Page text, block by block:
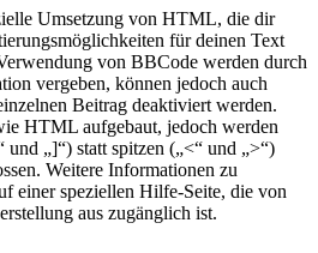
Umsetzung von HTML, die dir
für deinen Text
von BBCode werden durch
vergeben, können jedoch auch
Beitrag deaktiviert werden.
HTML aufgebaut, jedoch werden
und „]“) statt spitzen („<“ und „>“)
Weitere Informationen zu
einer speziellen Hilfe-Seite, die von
aus zugänglich ist.